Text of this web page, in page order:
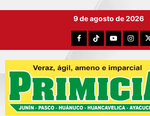
9 de agosto de 2026
FacebookTikTokYouTube X